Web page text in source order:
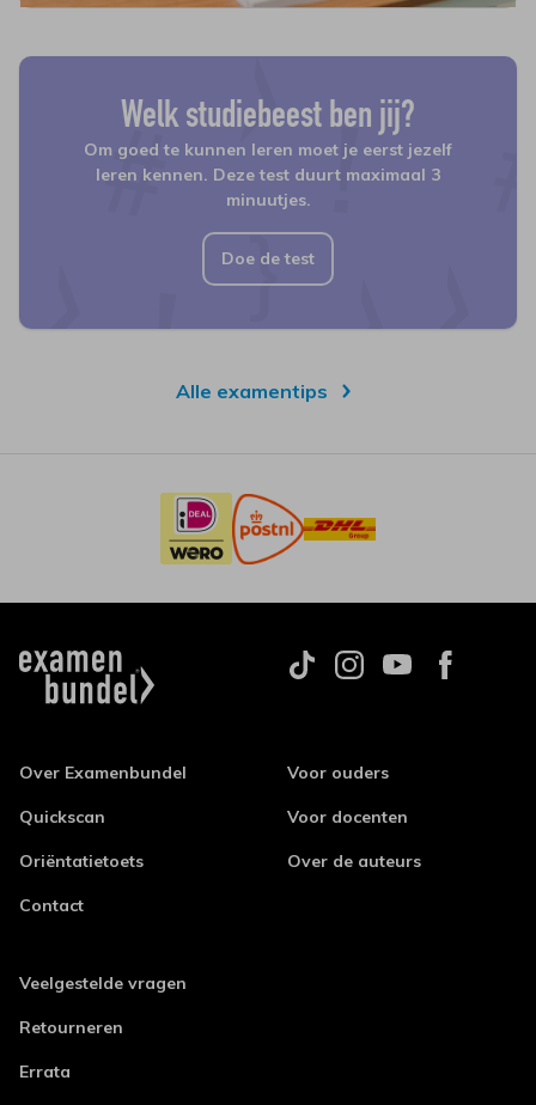
Welk studiebeest ben jij?
Om goed te kunnen leren moet je eerst jezelf
leren kennen. Deze test duurt maximaal 3
minuutjes.
Doe de test
Alle examentips
Over Examenbundel
Quickscan
Oriëntatietoets
Contact
Voor ouders
Voor docenten
Over de auteurs
Veelgestelde vragen
Retourneren
Errata